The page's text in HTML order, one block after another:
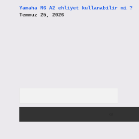
Yamaha R6 A2 ehliyet kullanabilir mi ?
Temmuz 25, 2026